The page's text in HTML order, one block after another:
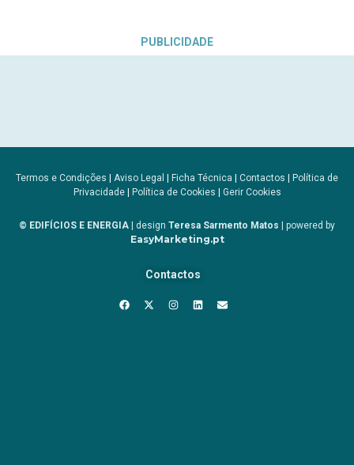
PUBLICIDADE
Termos e Condições | Aviso Legal | Ficha Técnica | Contactos | Política de
Privacidade| Política de Cookies | Gerir Cookies
© EDIFÍCIOS E ENERGIA | design Teresa Sarmento Matos | powered by
EasyMarketing.pt
Contactos